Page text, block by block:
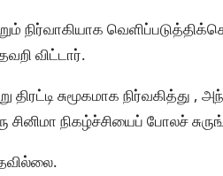
நிர்வாகியாக
விட்டார்.
சுமூகமாக நிர்வகித்து ,
நிகழ்ச்சியைப் போலச்